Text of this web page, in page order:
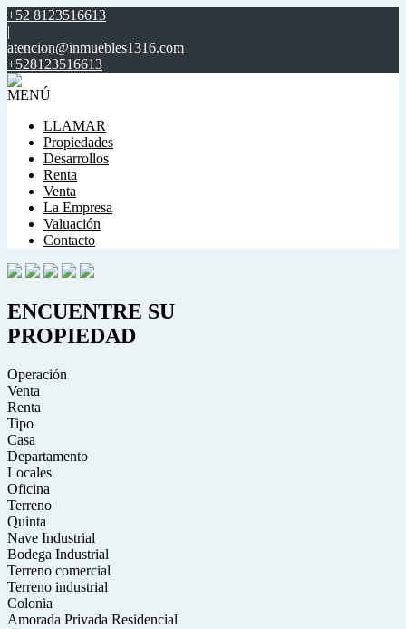
+52 8123516613
|
atencion@inmuebles1316.com
+528123516613
MENÚ
LLAMAR
Propiedades
Desarrollos
Renta
Venta
La Empresa
Valuación
Contacto
ENCUENTRE SU
PROPIEDAD
Operación
Venta
Renta
Tipo
Casa
Departamento
Locales
Oficina
Terreno
Quinta
Nave Industrial
Bodega Industrial
Terreno comercial
Terreno industrial
Colonia
Amorada Privada Residencial